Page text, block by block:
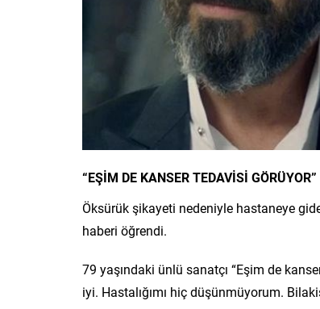
“EŞİM DE KANSER TEDAVİSİ GÖRÜYOR”
Öksürük şikayeti nedeniyle hastaneye
haberi öğrendi.
79 yaşındaki ünlü sanatçı “Eşim de
iyi. Hastalığımı hiç düşünmüyorum.